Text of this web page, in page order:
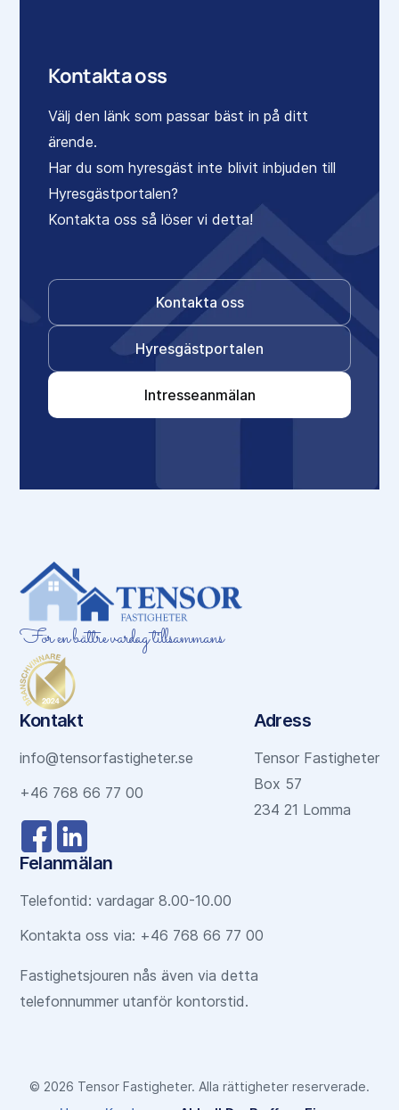
Kontakta oss
Välj den länk som passar bäst in på ditt
ärende.
Har du som hyresgäst inte blivit inbjuden till
Hyresgästportalen?
Kontakta oss så löser vi detta!
Kontakta oss
Hyresgästportalen
Intresseanmälan
För en bättre vardag tillsammans
Kontakt
info@tensorfastigheter.se
+46 768 66 77 00
Adress
Tensor Fastigheter
Box 57
234 21 Lomma
Felanmälan
Telefontid: vardagar 8.00-10.00
Kontakta oss via: +46 768 66 77 00
Fastighetsjouren nås även via detta
telefonnummer utanför kontorstid.
© 2026 Tensor Fastigheter. Alla rättigheter reserverade.